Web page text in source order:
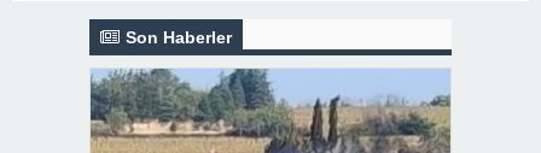
Son Haberler